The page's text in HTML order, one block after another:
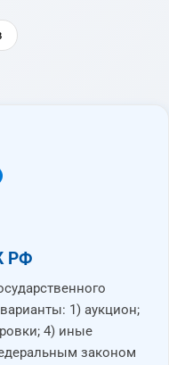
РФ
1) аукцион;
4) иные
законом